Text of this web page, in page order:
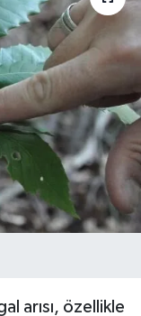
arısı, özellikle